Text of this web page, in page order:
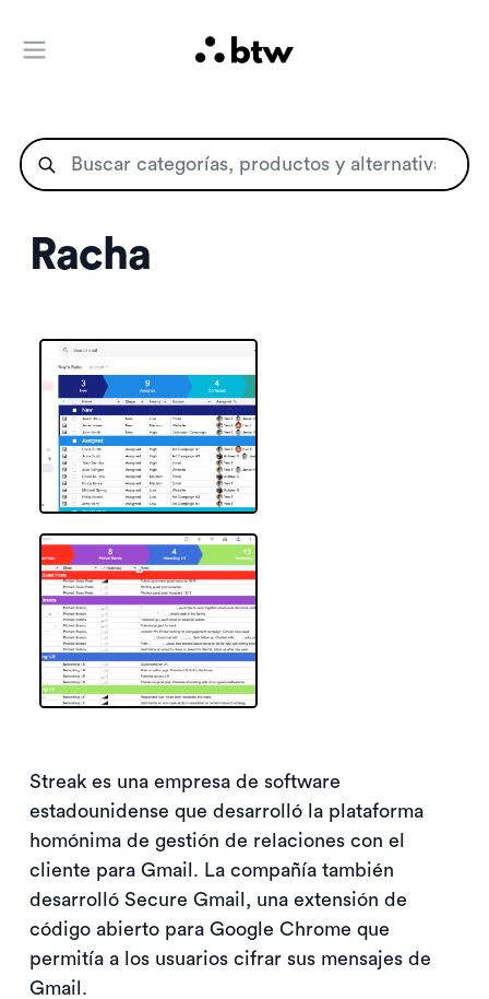
Abrir menú principal
Racha
Streak es una empresa de software
estadounidense que desarrolló la plataforma
homónima de gestión de relaciones con el
cliente para Gmail. La compañía también
desarrolló Secure Gmail, una extensión de
código abierto para Google Chrome que
permitía a los usuarios cifrar sus mensajes de
Gmail.